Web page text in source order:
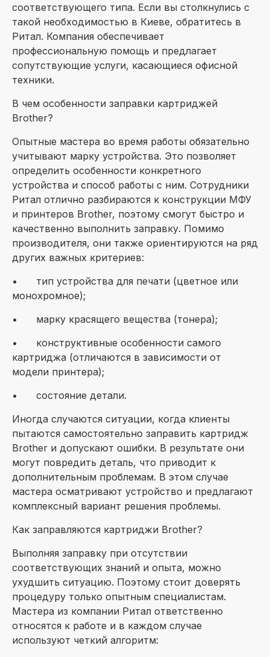
соответствующего типа. Если вы столкнулись с
такой необходимостью в Киеве, обратитесь в
Ритал. Компания обеспечивает
профессиональную помощь и предлагает
сопутствующие услуги, касающиеся офисной
техники.
В чем особенности заправки картриджей
Brother?
Опытные мастера во время работы обязательно
учитывают марку устройства. Это позволяет
определить особенности конкретного
устройства и способ работы с ним. Сотрудники
Ритал отлично разбираются к конструкции МФУ
и принтеров Brother, поэтому смогут быстро и
качественно выполнить заправку. Помимо
производителя, они также ориентируются на ряд
других важных критериев:
•
тип устройства для печати (цветное или
монохромное);
•
марку красящего вещества (тонера);
•
конструктивные особенности самого
картриджа (отличаются в зависимости от
модели принтера);
•
состояние детали.
Иногда случаются ситуации, когда клиенты
пытаются самостоятельно заправить картридж
Brother и допускают ошибки. В результате они
могут повредить деталь, что приводит к
дополнительным проблемам. В этом случае
мастера осматривают устройство и предлагают
комплексный вариант решения проблемы.
Как заправляются картриджи Brother?
Выполняя заправку при отсутствии
соответствующих знаний и опыта, можно
ухудшить ситуацию. Поэтому стоит доверять
процедуру только опытным специалистам.
Мастера из компании Ритал ответственно
относятся к работе и в каждом случае
используют четкий алгоритм: